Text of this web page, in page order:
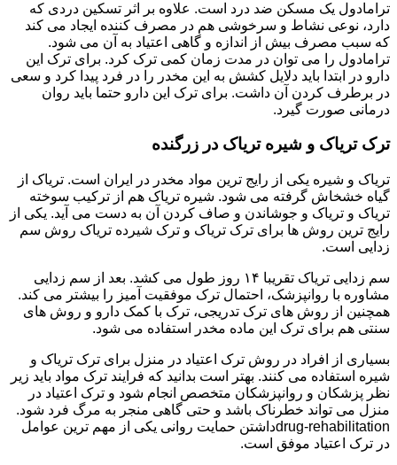
ترامادول یک مسکن ضد درد است. علاوه بر اثر تسکین دردی که
دارد، نوعی نشاط و سرخوشی هم در مصرف کننده ایجاد می کند
که سبب مصرف بیش از اندازه و گاهی اعتیاد به آن می شود.
ترامادول را می توان در مدت زمان کمی ترک کرد. برای ترک این
دارو در ابتدا باید دلایل کشش به این مخدر را در فرد پیدا کرد و سعی
در برطرف کردن آن داشت. برای ترک این دارو حتما باید روان
درمانی صورت گیرد.
ترک تریاک و شیره تریاک در زرگنده
تریاک و شیره یکی از رایج ترین مواد مخدر در ایران است. تریاک از
گیاه خشخاش گرفته می شود. شیره تریاک هم از ترکیب سوخته
تریاک و تریاک و جوشاندن و صاف کردن آن به دست می آید. یکی از
رایج ترین روش ها برای ترک تریاک و ترک شیرده تریاک روش سم
زدایی است.
سم زدایی تریاک تقریبا ۱۴ روز طول می کشد. بعد از سم زدایی
مشاوره با روانپزشک، احتمال ترک موفقیت آمیز را بیشتر می کند.
همچنین از روش های ترک تدریجی، ترک با کمک دارو و روش های
سنتی هم برای ترک این ماده مخدر استفاده می شود.
بسیاری از افراد در روش ترک اعتیاد در منزل برای ترک تریاک و
شیره استفاده می کنند. بهتر است بدانید که فرایند ترک مواد باید زیر
نظر پزشکان و روانپزشکان متخصص انجام شود و ترک اعتیاد در
منزل می تواند خطرناک باشد و حتی گاهی منجر به مرگ فرد شود.
drug-rehabilitationداشتن حمایت روانی یکی از مهم ترین عوامل
در ترک اعتیاد موفق است.